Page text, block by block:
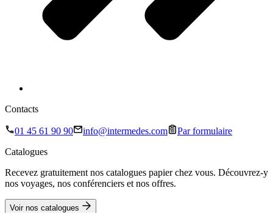
Contacts
01 45 61 90 90 info@intermedes.com
Par formulaire
Catalogues
Recevez gratuitement nos catalogues papier chez vous. Découvrez-y
nos voyages, nos conférenciers et nos offres.
Voir nos catalogues